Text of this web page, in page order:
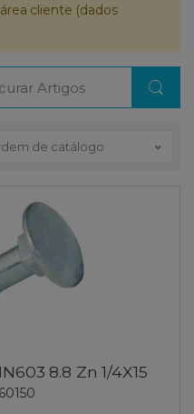
cliente (dados
de catálogo
8.8 Zn 1/4X15